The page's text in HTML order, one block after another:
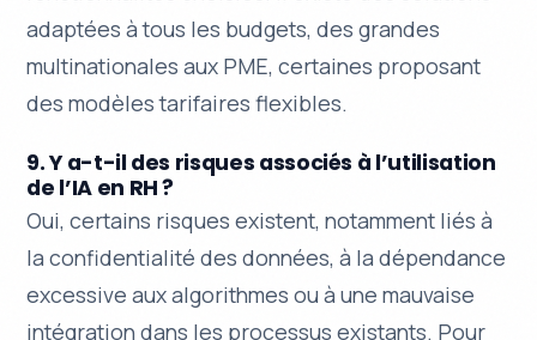
adaptées à tous les budgets, des grandes
multinationales aux PME, certaines proposant
des modèles tarifaires flexibles.
9. Y a-t-il des risques associés à l’utilisation
de l’IA en RH ?
Oui, certains risques existent, notamment liés à
la confidentialité des données, à la dépendance
excessive aux algorithmes ou à une mauvaise
intégration dans les processus existants. Pour